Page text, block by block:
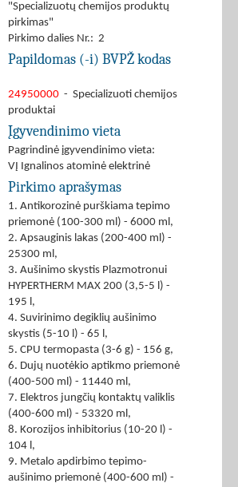
"Specializuotų chemijos produktų
pirkimas"
Pirkimo dalies Nr.: 2
Papildomas (-i) BVPŽ kodas
24950000 - Specializuoti chemijos
produktai
Įgyvendinimo vieta
Pagrindinė įgyvendinimo vieta:
VĮ Ignalinos atominė elektrinė
Pirkimo aprašymas
1. Antikorozinė purškiama tepimo
priemonė (100-300 ml) - 6000 ml,
2. Apsauginis lakas (200-400 ml) -
25300 ml,
3. Aušinimo skystis Plazmotronui
HYPERTHERM MAX 200 (3,5-5 l) -
195 l,
4. Suvirinimo degiklių aušinimo
skystis (5-10 l) - 65 l,
5. CPU termopasta (3-6 g) - 156 g,
6. Dujų nuotėkio aptikmo priemonė
(400-500 ml) - 11440 ml,
7. Elektros jungčių kontaktų valiklis
(400-600 ml) - 53320 ml,
8. Korozijos inhibitorius (10-20 l) -
104 l,
9. Metalo apdirbimo tepimo-
aušinimo priemonė (400-600 ml) -